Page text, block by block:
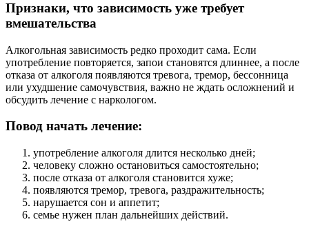
Признаки, что зависимость уже требует
вмешательства
Алкогольная зависимость редко проходит сама. Если
употребление повторяется, запои становятся длиннее, а после
отказа от алкоголя появляются тревога, тремор, бессонница
или ухудшение самочувствия, важно не ждать осложнений и
обсудить лечение с наркологом.
Повод начать лечение:
употребление алкоголя длится несколько дней;
человеку сложно остановиться самостоятельно;
после отказа от алкоголя становится хуже;
появляются тремор, тревога, раздражительность;
нарушается сон и аппетит;
семье нужен план дальнейших действий.